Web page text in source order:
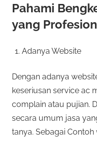
Pahami
yang
Adanya Website
Dengan adanya
keseriusan service ac
complain atau pujian.
secara umum jasa
tanya. Sebagai